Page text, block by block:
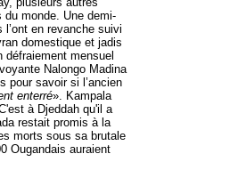
monde. Une demi-
l’ont en revanche suivi
domestique et jadis
défraiement mensuel
Nalongo Madina
pour savoir si l’ancien
enterré». Kampala
à Djeddah qu'il a
restait promis à la
morts sous sa brutale
Ougandais auraient